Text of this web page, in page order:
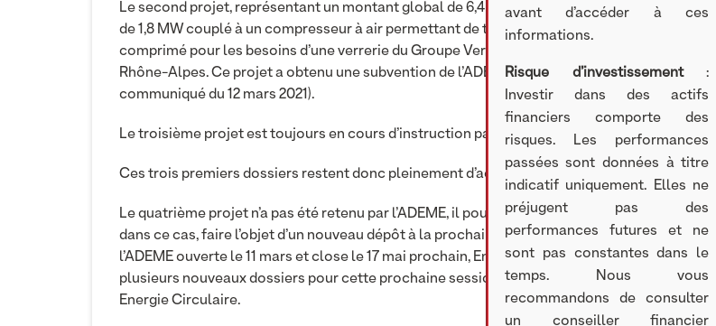
Le second projet, représentant un montant global de 6,4 M€, porte sur l’installation d’un ORC
de 1,8 MW couplé à un compresseur à air permettant de transformer la chaleur perdue en air
comprimé pour les besoins d’une verrerie du Groupe Verallia à Lagnieu en région Auvergne
Rhône-Alpes. Ce projet a obtenu une subvention de l’ADEME à hauteur de 2,3 M€ (cf.
communiqué du 12 mars 2021).
Le troisième projet est toujours en cours d’instruction par l’ADEME.
Ces trois premiers dossiers restent donc pleinement d’actualité.
Le quatrième projet n’a pas été retenu par l’ADEME, il pourrait être abandonné ou modifié et
dans ce cas, faire l’objet d’un nouveau dépôt à la prochaine session d’appel à projets de
l’ADEME ouverte le 11 mars et close le 17 mai prochain, Enertime envisage de déposer
plusieurs nouveaux dossiers pour cette prochaine session, toujours à travers sa filiale
Energie Circulaire.
avant d’accéder à ces
informations.
Risque d’investissement:
Investir dans des actifs
financiers comporte des
risques. Les performances
passées sont données à titre
indicatif uniquement. Elles ne
préjugent pas des
performances futures et ne
sont pas constantes dans le
temps. Nous vous
recommandons de consulter
un conseiller financier